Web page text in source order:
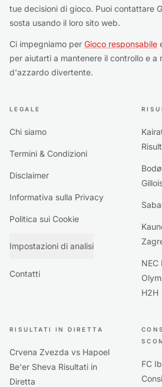
tue decisioni di gioco. Puoi contattare
sosta usando il loro sito web.
Ci impegniamo per Gioco responsabile
per aiutarti a mantenere il controllo e a
d'azzardo divertente.
LEGALE
Chi siamo
Termini & Condizioni
Disclaimer
Informativa sulla Privacy
Politica sui Cookie
Impostazioni di analisi
Contatti
NEC
H2H
RISULTATI IN DIRETTA
Crvena Zvezda vs Hapoel
Be'er Sheva Risultati in
Diretta
FC